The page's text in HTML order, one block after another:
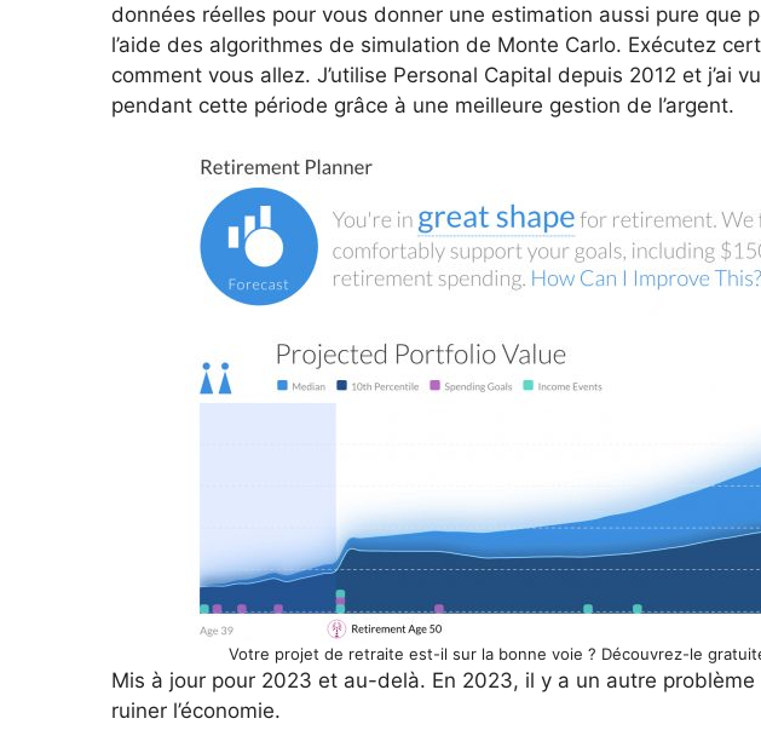
données réelles pour vous donner une estimation aussi pure que
l’aide des algorithmes de simulation de Monte Carlo. Exécutez
comment vous allez. J’utilise Personal Capital depuis 2012 et j’ai
pendant cette période grâce à une meilleure gestion de l’argent.
Votre projet de retraite est-il sur la bonne voie ? Découvrez-le
Mis à jour pour 2023 et au-delà. En 2023, il y a un autre
ruiner l’économie.